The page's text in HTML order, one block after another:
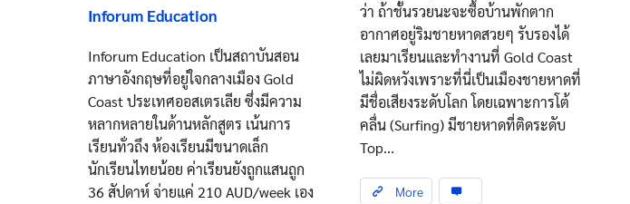
Inforum Education
Inforum Education เป็นสถาบันสอน
ภาษาอังกฤษที่อยู่ใจกลางเมือง Gold
Coast ประเทศออสเตรเลีย ซึ่งมีความ
หลากหลายในด้านหลักสูตร เน้นการ
เรียนทั่วถึง ห้องเรียนมีขนาดเล็ก
นักเรียนไทยน้อย ค่าเรียนยังถูกแสนถูก
36 สัปดาห์ จ่ายแค่ 210 AUD/week เอง
ว่า ถ้าชั้นรวยนะจะซื้อบ้านพักตาก
อากาศอยู่ริมชายหาดสวยๆ รับรองได้
เลยมาเรียนและทำงานที่ Gold Coast
ไม่ผิดหวังเพราะที่นี่เป็นเมืองชายหาดที่
มีชื่อเสียงระดับโลก โดยเฉพาะการโต้
คลื่น (Surfing) มีชายหาดที่ติดระดับ
Top...
More